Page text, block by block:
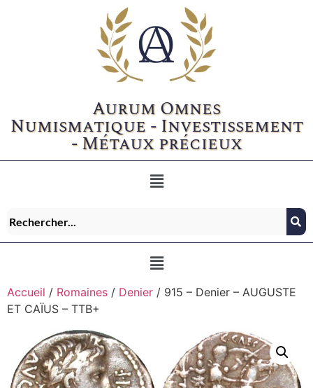
Aurum Omnes
Numismatique - Investissement
- Métaux précieux
Accueil / Romaines / Denier / 915 – Denier – AUGUSTE
ET CAÏUS – TTB+